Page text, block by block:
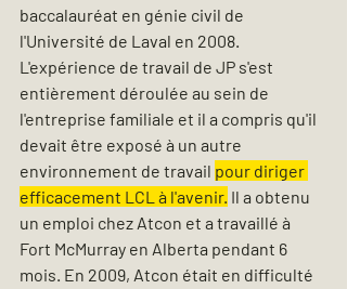
baccalauréat en génie civil de
l'Université de Laval en 2008.
L'expérience de travail de JP s'est
entièrement déroulée au sein de
l'entreprise familiale et il a compris qu'il
devait être exposé à un autre
environnement de travail pour diriger
efficacement LCL à l'avenir. Il a obtenu
un emploi chez Atcon et a travaillé à
Fort McMurray en Alberta pendant 6
mois. En 2009, Atcon était en difficulté